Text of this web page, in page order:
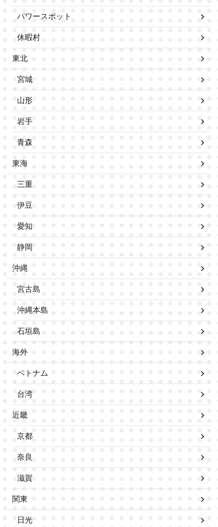
パワースポット
休暇村
東北
宮城
山形
岩手
青森
東海
三重
伊豆
愛知
静岡
沖縄
宮古島
沖縄本島
石垣島
海外
ベトナム
台湾
近畿
京都
奈良
滋賀
関東
日光